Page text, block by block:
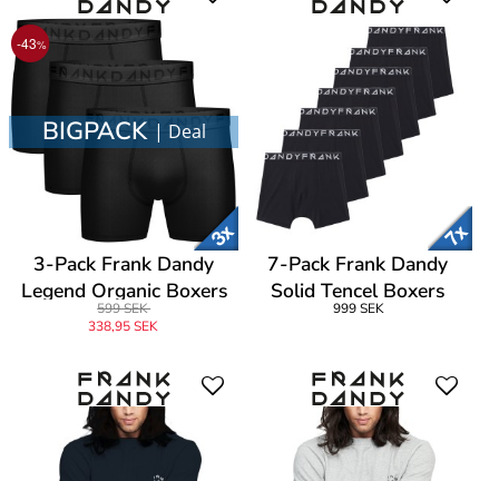
-43%
BIGPACK | Deal
3-Pack Frank Dandy
Legend Organic Boxers
599 SEK
338,95 SEK
7-Pack Frank Dandy
Solid Tencel Boxers
999 SEK